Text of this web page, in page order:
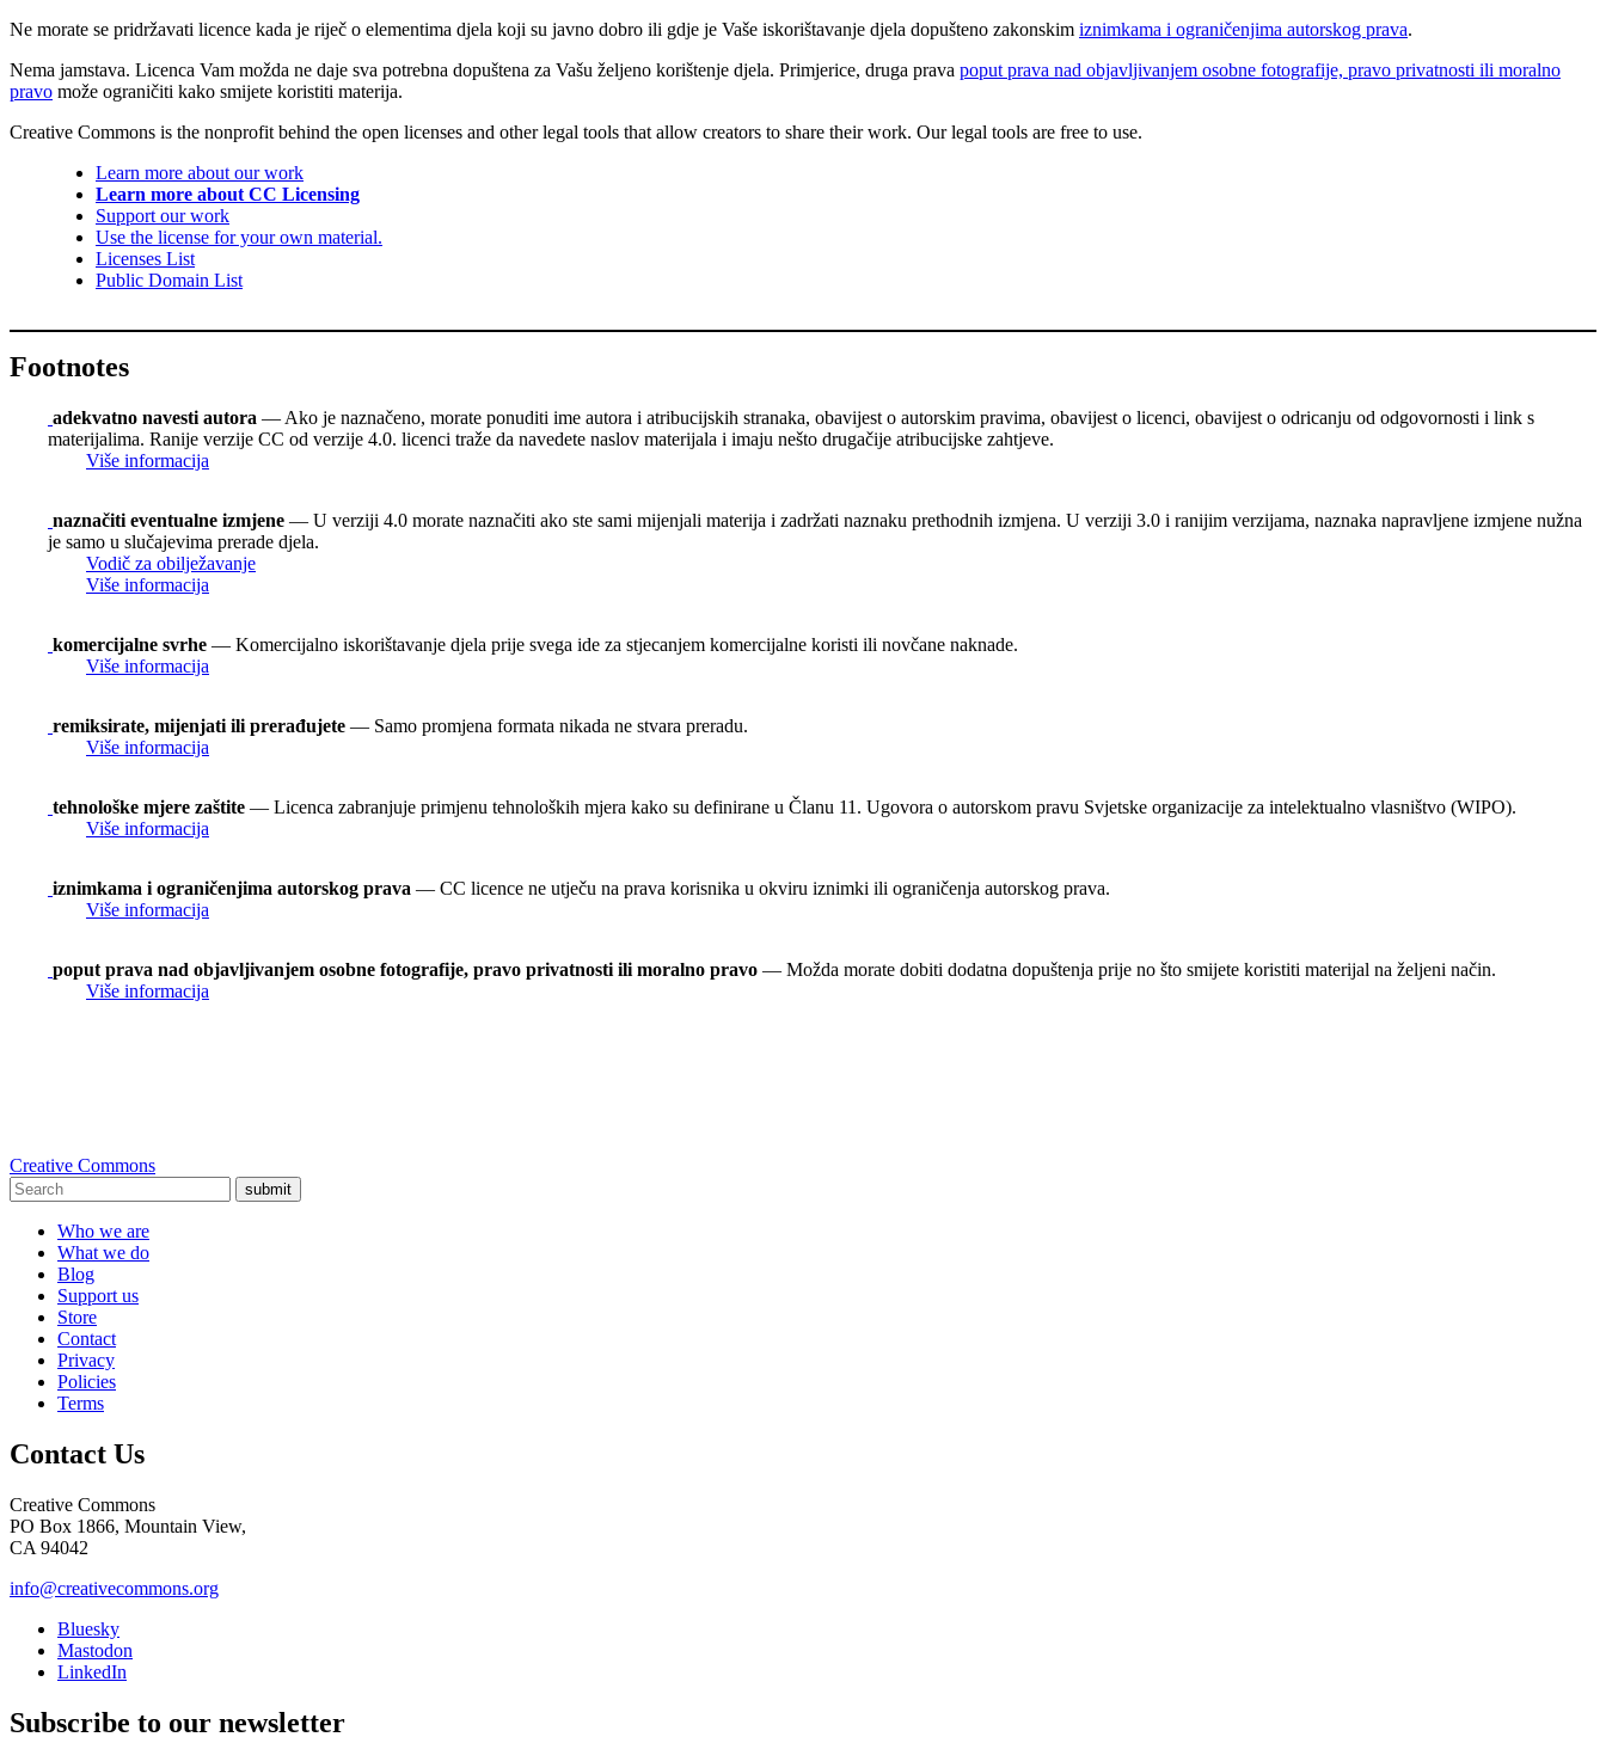
Ne morate se pridržavati licence kada je riječ o elementima djela koji su javno dobro ili gdje je Vaše iskorištavanje djela dopušteno zakonskim iznimkama i ograničenjima autorskog prava.
Nema jamstava. Licenca Vam možda ne daje sva potrebna dopuštena za Vašu željeno korištenje djela. Primjerice, druga prava poput prava nad objavljivanjem osobne fotografije, pravo privatnosti ili moralno
pravo može ograničiti kako smijete koristiti materija.
Creative Commons is the nonprofit behind the open licenses and other legal tools that allow creators to share their work. Our legal tools are free to use.
Learn more about our work
Learn more about CC Licensing
Support our work
Use the license for your own material.
Licenses List
Public Domain List
Footnotes
adekvatno navesti autora — Ako je naznačeno, morate ponuditi ime autora i atribucijskih stranaka, obavijest o autorskim pravima, obavijest o licenci, obavijest o odricanju od odgovornosti i link s
materijalima. Ranije verzije CC od verzije 4.0. licenci traže da navedete naslov materijala i imaju nešto drugačije atribucijske zahtjeve.
Više informacija
naznačiti eventualne izmjene — U verziji 4.0 morate naznačiti ako ste sami mijenjali materija i zadržati naznaku prethodnih izmjena. U verziji 3.0 i ranijim verzijama, naznaka napravljene izmjene nužna
je samo u slučajevima prerade djela.
Vodič za obilježavanje
Više informacija
komercijalne svrhe — Komercijalno iskorištavanje djela prije svega ide za stjecanjem komercijalne koristi ili novčane naknade.
Više informacija
remiksirate, mijenjati ili prerađujete — Samo promjena formata nikada ne stvara preradu.
Više informacija
tehnološke mjere zaštite — Licenca zabranjuje primjenu tehnoloških mjera kako su definirane u Članu 11. Ugovora o autorskom pravu Svjetske organizacije za intelektualno vlasništvo (WIPO).
Više informacija
iznimkama i ograničenjima autorskog prava — CC licence ne utječu na prava korisnika u okviru iznimki ili ograničenja autorskog prava.
Više informacija
poput prava nad objavljivanjem osobne fotografije, pravo privatnosti ili moralno pravo — Možda morate dobiti dodatna dopuštenja prije no što smijete koristiti materijal na željeni način.
Više informacija
Creative Commons
submit
Who we are
What we do
Blog
Support us
Store
Contact
Privacy
Policies
Terms
Contact Us
Creative Commons
PO Box 1866, Mountain View,
CA 94042
info@creativecommons.org
Bluesky
Mastodon
LinkedIn
Subscribe to our newsletter